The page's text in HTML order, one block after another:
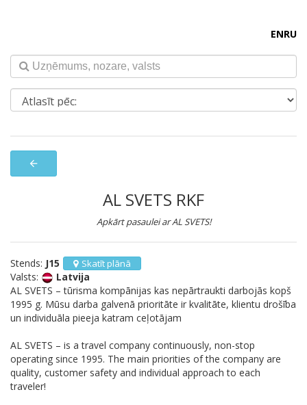
ENRU
arrow_back
AL SVETS RKF
Apkārt pasaulei ar AL SVETS!
Stends: J15 Skatīt plānā
Valsts:
Latvija
AL SVETS – tūrisma kompānijas kas nepārtraukti darbojās kopš
1995 g. Mūsu darba galvenā prioritāte ir kvalitāte, klientu drošība
un individuāla pieeja katram ceļotājam
AL SVETS – is a travel company continuously, non-stop
operating since 1995. The main priorities of the company are
quality, customer safety and individual approach to each
traveler!